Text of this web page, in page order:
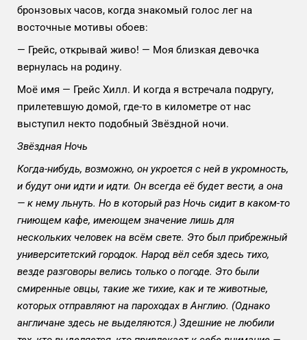
бронзовых часов, когда знакомый голос лег на
восточные мотивы обоев:
— Грейс, открывай живо! — Моя близкая девочка
вернулась на родину.
Моё имя — Грейс Хилл. И когда я встречала подругу,
прилетевшую домой, где-то в километре от нас
выступил некто подобный Звёздной ночи.
Звёздная Ночь
Когда-нибудь, возможно, он укроется с ней в укромность,
и будут они идти и идти. Он всегда её будет вести, а она
— к нему льнуть. Но в который раз Ночь сидит в каком-то
гниющем кафе, имеющем значение лишь для
нескольких человек на всём свете. Это был прибрежный
университетский городок. Народ вёл себя здесь тихо,
везде разговоры велись только о погоде. Это были
смиренные овцы, такие же тихие, как и те животные,
которых отправляют на пароходах в Англию. (Однако
англичане здесь не выделяются.) Здешние не любили